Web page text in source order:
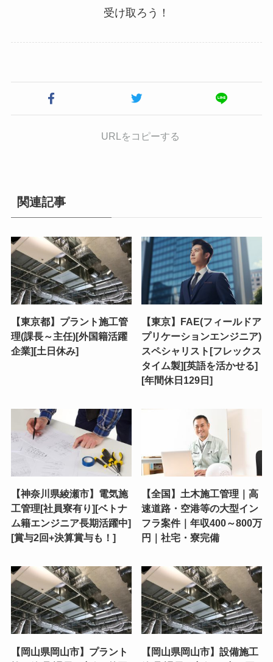
受け取ろう！
URLをコピーする
関連記事
【東京都】プラント施工管
理(課長～主任)[外国籍活躍
企業][土日休み]
【東京】FAE(フィールドア
プリケーションエンジニア)
スペシャリスト[フレックス
タイム製][英語を活かせる]
[年間休日129日]
【神奈川県綾瀬市】電気施
工管理[社員寮有り][ベトナ
ム籍エンジニア長期活躍中]
[賞与2回+決算賞与も！]
【全国】土木施工管理｜高
速道路・空港等の大型イン
フラ案件｜年収400～800万
円｜社宅・寮完備
【岡山県岡山市】プラント
【岡山県岡山市】設備施工